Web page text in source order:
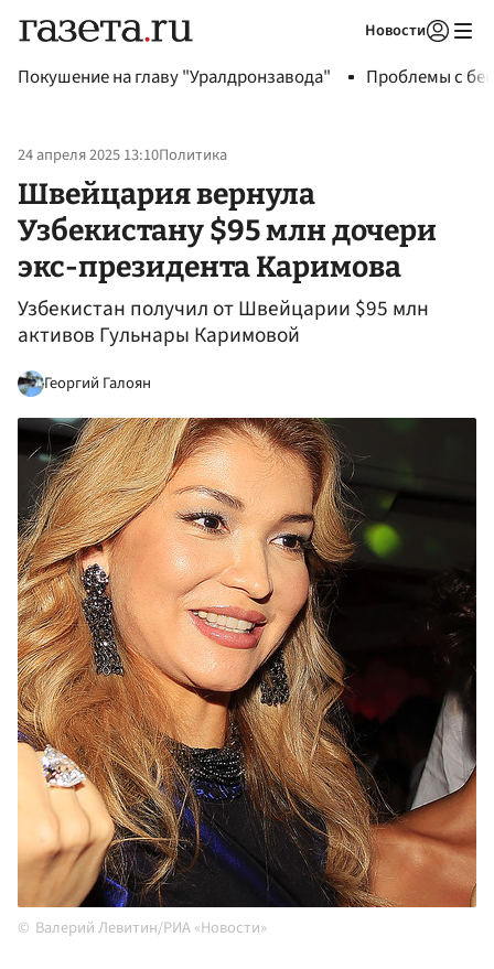
Новости
Покушение на главу "Уралдронзавода" Проблемы с
24 апреля 2025 13:10Политика
Швейцария вернула
Узбекистану $95 млн дочери
экс-президента Каримова
Узбекистан получил от Швейцарии $95 млн
активов Гульнары Каримовой
Георгий Галоян
Валерий Левитин/РИА «Новости»